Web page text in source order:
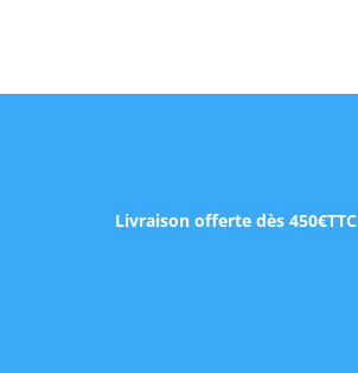
Livraison offerte dès 450€TTC